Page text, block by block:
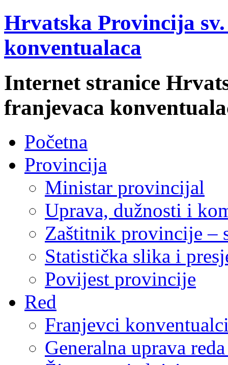
Hrvatska Provincija
konventualaca
Internet stranice
franjevaca
Početna
Provincija
Ministar provincijal
Uprava, dužnosti i
Zaštitnik provincije –
Statistička slika i
Povijest provincije
Red
Franjevci
Generalna uprava